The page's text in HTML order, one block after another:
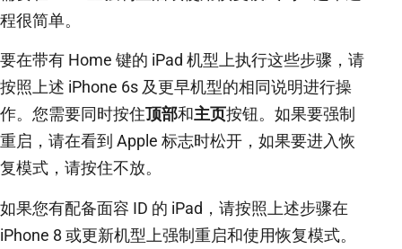
程很简单。
要在带有 Home 键的 iPad 机型上执行这些步骤，请
按照上述 iPhone 6s 及更早机型的相同说明进行操
作。您需要同时按住顶部和主页按钮。如果要强制
重启，请在看到 Apple 标志时松开，如果要进入恢
复模式，请按住不放。
如果您有配备面容 ID 的 iPad，请按照上述步骤在
iPhone 8 或更新机型上强制重启和使用恢复模式。